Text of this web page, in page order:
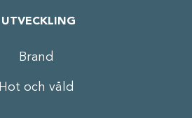
UTVECKLING
Brand
Hot och våld